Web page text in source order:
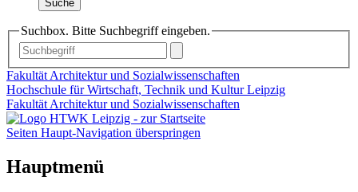
Suche
Suchbox. Bitte Suchbegriff eingeben.
Fakultät Architektur und Sozialwissenschaften
Hochschule für Wirtschaft, Technik und Kultur Leipzig
Fakultät Architektur und Sozialwissenschaften
Seiten Haupt-Navigation überspringen
Hauptmenü